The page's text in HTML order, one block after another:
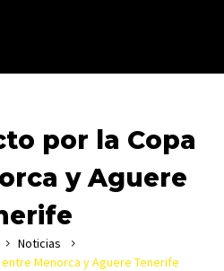
por la Copa
y Aguere
Noticias
Menorca y Aguere Tenerife